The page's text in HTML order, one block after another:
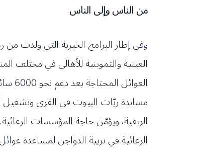
من الناس وإلى الناس
وفي إطار البرامج الخيرية التي ولدت
مساندة ربّات البيوت في القرى
الريفية، ويؤمّن حاجة المؤسسات
الرعائية في تربية الدواجن لمساعدة